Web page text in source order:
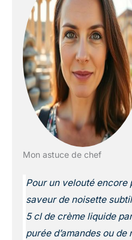
Mon astuce de chef
Pour un velouté encore
saveur de noisette
5 cl de crème liquide
purée d’amandes ou